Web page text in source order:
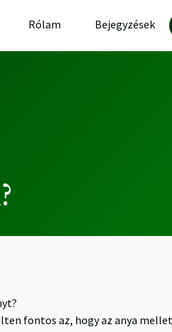
Rólam Bejegyzések
fontos az, hogy az anya